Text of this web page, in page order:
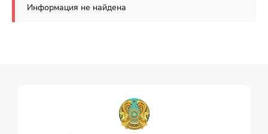
Информация не найдена